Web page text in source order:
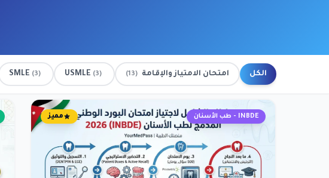
الكل امتحان الامتياز والإقامة (13)
USMLE (3)
SMLE (3)
مميز INBDE - طب الأسنان